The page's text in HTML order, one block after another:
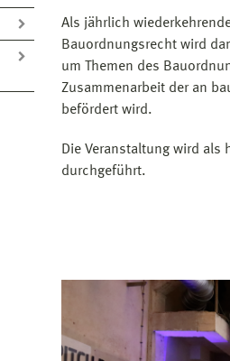
Als jährlich
Bauordnungsrecht wird
um Themen des
Zusammenarbeit der an
befördert wird.
Die Veranstaltung wird als
durchgeführt.